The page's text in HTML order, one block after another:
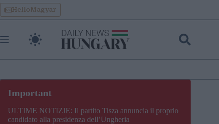
Skip
to
content
HelloMagyar
ULTIME NOTIZIE: Il partito Tisza annuncia il proprio
candidato alla presidenza dell’Ungheria